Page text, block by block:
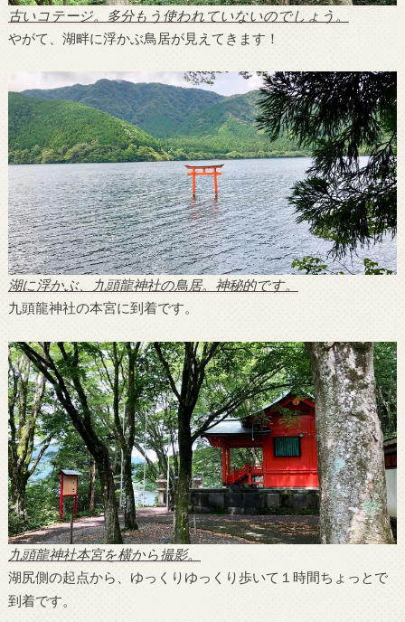
古いコテージ。多分もう使われていないのでしょう。
やがて、湖畔に浮かぶ鳥居が見えてきます！
湖に浮かぶ、九頭龍神社の鳥居。神秘的です。
九頭龍神社の本宮に到着です。
九頭龍神社本宮を横から撮影。
湖尻側の起点から、ゆっくりゆっくり歩いて１時間ちょっとで
到着です。